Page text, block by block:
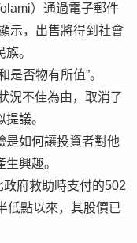
）通過電子郵件
示，出售將得到社會
。
是否物有所值”。
況不佳為由，取消了
議。
是如何讓投資者對他
興趣。
府救助時支付的502
低點以來，其股價已